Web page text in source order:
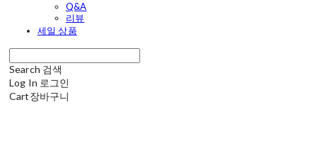
Q&A
리뷰
세일 상품
Search 검색
Log In 로그인
Cart장바구니